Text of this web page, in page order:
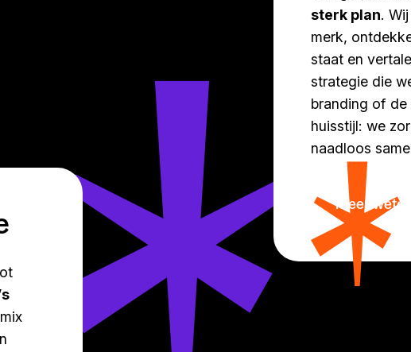
sterk plan.
merk,
staat en
strategie die
branding of de
huisstijl: we
naadloos
meer weten